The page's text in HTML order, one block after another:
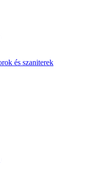
és szaniterek